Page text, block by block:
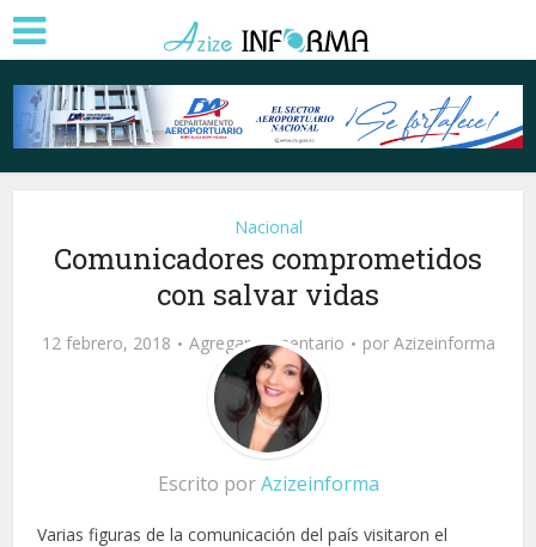
Nacional
Comunicadores comprometidos
con salvar vidas
12 febrero, 2018 Agregar comentario por Azizeinforma
Escrito porAzizeinforma
Varias figuras de la comunicación del país visitaron el